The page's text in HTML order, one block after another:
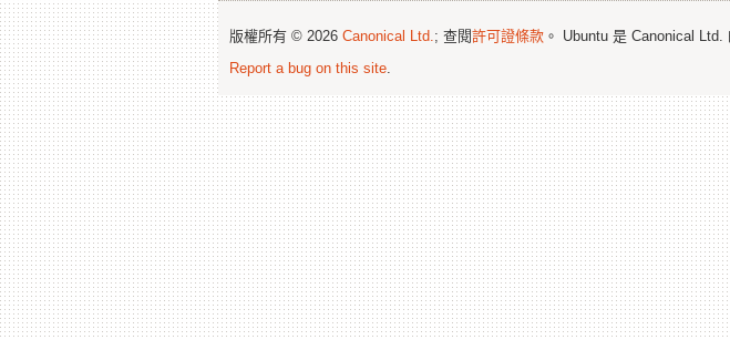
版權所有 © 2026 Canonical Ltd. ; 查閱許可證條款 。 Ubuntu 是 Canonical Ltd.
Report a bug on this site